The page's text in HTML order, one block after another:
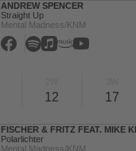
ANDREW SPENCER
Straight Up
Mental Madness/KNM
12 17
FISCHER & FRITZ FEAT. MIKE
Polarlichter
Mental Madness/KNM